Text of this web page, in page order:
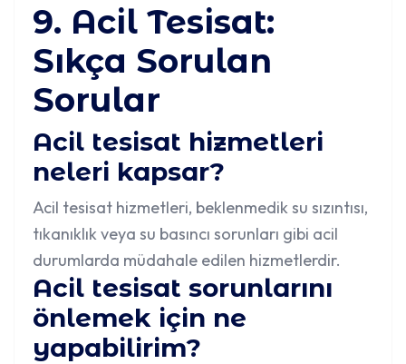
9. Acil Tesisat:
Sıkça Sorulan
Sorular
Acil tesisat hizmetleri
neleri kapsar?
Acil tesisat hizmetleri, beklenmedik su sızıntısı,
tıkanıklık veya su basıncı sorunları gibi acil
durumlarda müdahale edilen hizmetlerdir.
Acil tesisat sorunlarını
önlemek için ne
yapabilirim?